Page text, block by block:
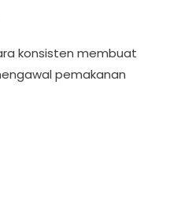
konsisten membuat
pemakanan